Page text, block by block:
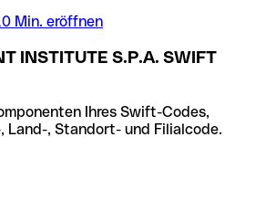
Min. eröffnen
INSTITUTE S.P.A. SWIFT
Ihres Swift-Codes,
Land-, Standort- und Filialcode.